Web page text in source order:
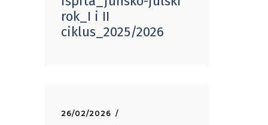
rok_I i II
ciklus_2025/2026
26/02/2026